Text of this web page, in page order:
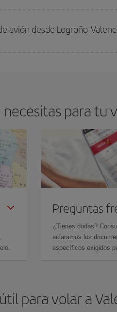
avión desde Logroño-
para tu
Preguntas
¿Tienes dudas?
aclaramos los
específicos exigidos
para volar a